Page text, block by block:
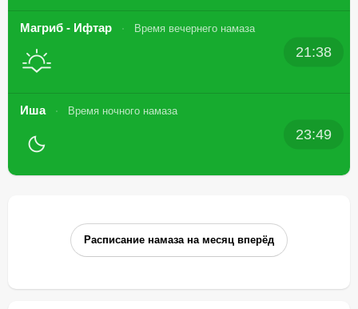
Магриб - Ифтар Время вечернего намаза
21:38
Иша Время ночного намаза
23:49
Расписание намаза на месяц вперёд